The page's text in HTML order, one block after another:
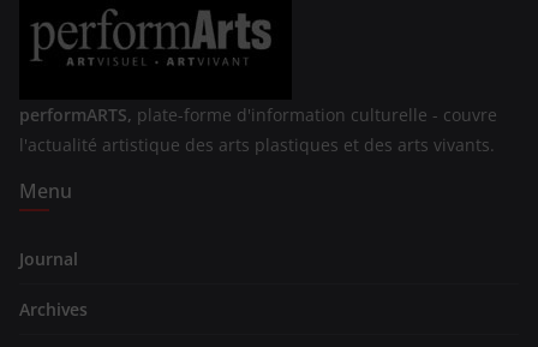
performARTS, plate-forme d'information culturelle - couvre
l'actualité artistique des arts plastiques et des arts vivants.
Menu
Journal
Archives